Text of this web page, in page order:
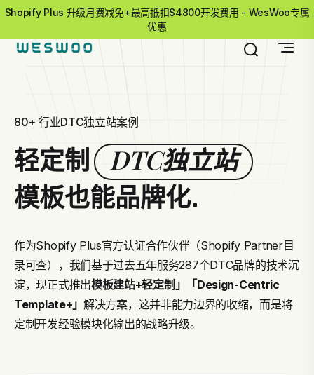
Shopify Plus 升级月费减免+最高抵扣$4800开发费用 - WesWoo专属
优惠
80+ 行业DTC独立站案例
轻定制 DTC独立站
模板也能品牌化.
作为Shopify Plus官方认证合作伙伴（Shopify Partner目
录可查），我们基于过去五年服务287个DTC品牌的技术沉
淀，现正式推出模板建站+轻定制」
「Design-Centric
Template+」 解决方案，这并非能力边界的收缩，而是将
定制开发经验模块化输出的战略升级。